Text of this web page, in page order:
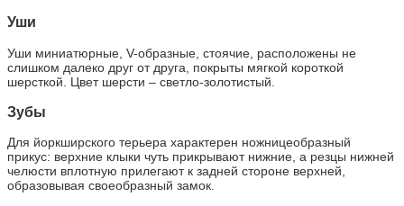
Уши
Уши миниатюрные, V-образные, стоячие, расположены не
слишком далеко друг от друга, покрыты мягкой короткой
шерсткой. Цвет шерсти – светло-золотистый.
Зубы
Для йоркширского терьера характерен ножницеобразный
прикус: верхние клыки чуть прикрывают нижние, а резцы нижней
челюсти вплотную прилегают к задней стороне верхней,
образовывая своеобразный замок.